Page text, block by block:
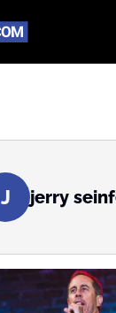
J jerry